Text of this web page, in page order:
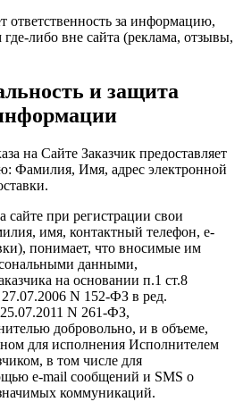
ответственность за информацию,
либо вне сайта (реклама, отзывы,
и защита
на Сайте Заказчик предоставляет
Фамилия, Имя, адрес электронной
сайте при регистрации свои
имя, контактный телефон, e-
понимает, что вносимые им
данными,
на основании п.1 ст.8
N 152-ФЗ в ред.
N 261-ФЗ,
добровольно, и в объеме,
для исполнения Исполнителем
в том числе для
e-mail сообщений и SMS о
коммуникаций.